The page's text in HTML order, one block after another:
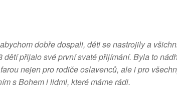
dobře dospali, děti se nastrojily a
přijalo své první svaté přijímání. Byla to
nejen pro rodiče oslavenců, ale i pro
s Bohem i lidmi, které máme rádi.